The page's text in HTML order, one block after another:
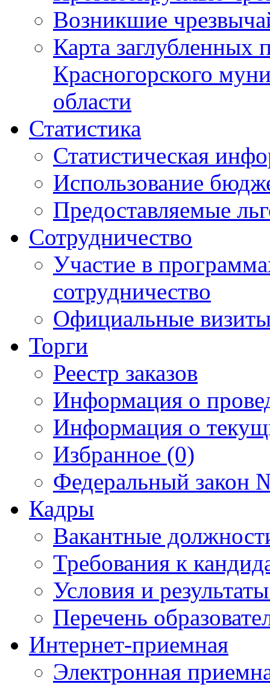
Возникшие
Карта
Красногорского
области
Статистика
Статистическая
Использование
Предоставляемые
Сотрудничество
Участие в
сотрудничество
Официальные
Торги
Реестр заказов
Информация о
Информация о
Избранное (0)
Федеральный закон
Кадры
Вакантные
Требования к
Условия и
Перечень
Интернет-приемная
Электронная